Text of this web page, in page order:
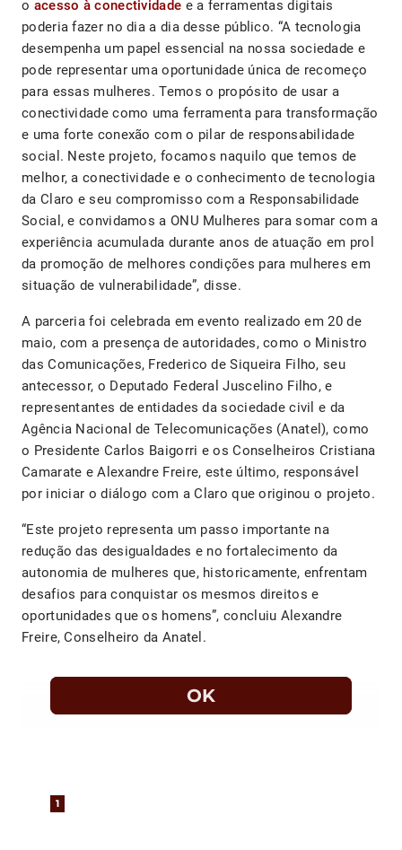
o acesso à conectividade e a ferramentas digitais
poderia fazer no dia a dia desse público. “A tecnologia
desempenha um papel essencial na nossa sociedade e
pode representar uma oportunidade única de recomeço
para essas mulheres. Temos o propósito de usar a
conectividade como uma ferramenta para transformação
e uma forte conexão com o pilar de responsabilidade
social. Neste projeto, focamos naquilo que temos de
melhor, a conectividade e o conhecimento de tecnologia
da Claro e seu compromisso com a Responsabilidade
Social, e convidamos a ONU Mulheres para somar com a
experiência acumulada durante anos de atuação em prol
da promoção de melhores condições para mulheres em
situação de vulnerabilidade”, disse.
A parceria foi celebrada em evento realizado em 20 de
maio, com a presença de autoridades, como o Ministro
das Comunicações, Frederico de Siqueira Filho, seu
antecessor, o Deputado Federal Juscelino Filho, e
representantes de entidades da sociedade civil e da
Agência Nacional de Telecomunicações (Anatel), como
o Presidente Carlos Baigorri e os Conselheiros Cristiana
Camarate e Alexandre Freire, este último, responsável
por iniciar o diálogo com a Claro que originou o projeto.
“Este projeto representa um passo importante na
redução das desigualdades e no fortalecimento da
autonomia de mulheres que, historicamente, enfrentam
desafios para conquistar os mesmos direitos e
oportunidades que os homens”, concluiu Alexandre
Freire, Conselheiro da Anatel.